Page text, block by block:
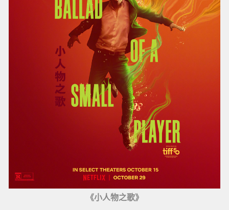
《小人物之歌》